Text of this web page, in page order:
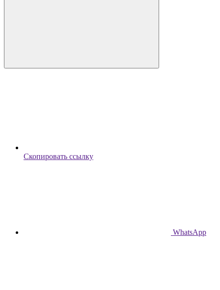
Скопировать ссылку
WhatsApp